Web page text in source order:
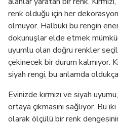
renk olduğu için her
olmuyor. Halbuki bu rengin
dokunuşlar elde etmek
uyumlu olan doğru renkler
çekinecek bir durum kalmıyor.
siyah rengi, bu anlamda
Evinizde kırmızı ve siyah
ortaya çıkmasını sağlıyor. Bu
olarak ölçülü bir renk